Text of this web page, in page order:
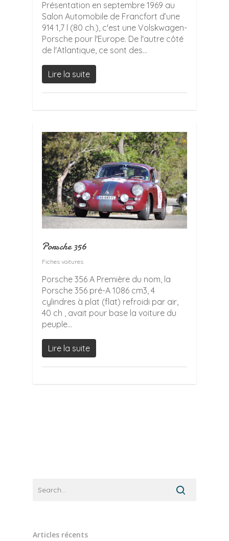
Présentation en septembre 1969 au
Salon Automobile de Francfort d’une
914 1,7 l (80 ch.), c'est une Volskwagen-
Porsche pour l'Europe. De l'autre côté
de l'Atlantique, ce sont des...
Lire la suite
Porsche 356
Fiches voitures
Porsche 356 A Première du nom, la
Porsche 356 pré-A 1086 cm3, 4
cylindres à plat (flat) refroidi par air,
40 ch , avait pour base la voiture du
peuple...
Lire la suite
Articles récents